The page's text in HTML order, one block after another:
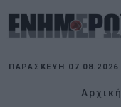
ΠΑΡΑΣΚΕΥΉ 07.08.2026
Αρχική